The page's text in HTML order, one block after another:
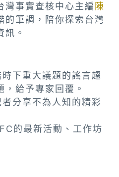
灣事實查核中心主編 陳
的筆調，陪你探索台灣
訊。
時下重大議題的謠言趨
給予專家回覆。
者分享不為人知的精彩
的最新活動、工作坊